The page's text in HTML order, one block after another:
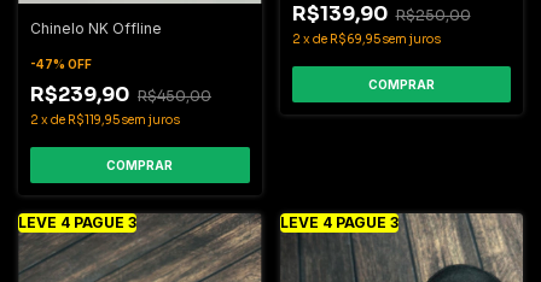
Chinelo NK Offline
-47% OFF
R$239,90 R$450,00
2 xde R$119,95sem juros
COMPRAR
R$139,90 R$250,00
2 xde R$69,95sem juros
COMPRAR
LEVE 4 PAGUE 3 LEVE 4 PAGUE 3